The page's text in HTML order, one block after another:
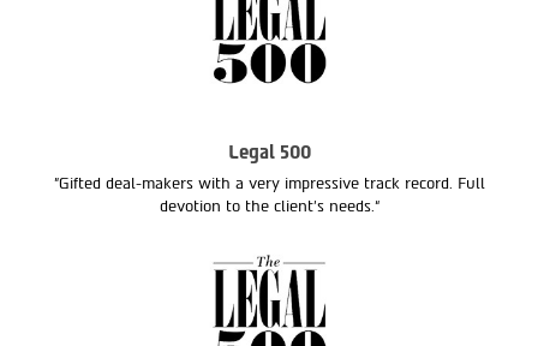
Legal 500
"Gifted deal-makers with a very impressive track record. Full
devotion to the client’s needs.“